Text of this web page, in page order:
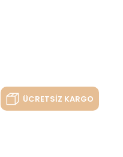
ÜCRETSİZ KARGO